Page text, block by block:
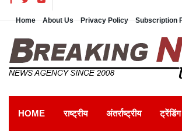
Home About Us Privacy Policy Subscription
HOME राष्ट्रीय अंतर्राष्ट्रीय